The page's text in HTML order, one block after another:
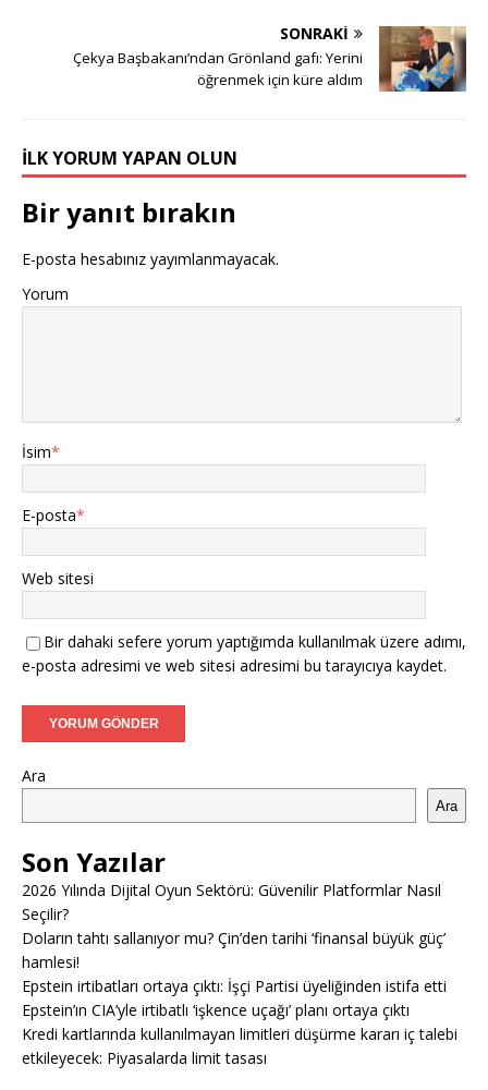
SONRAKI
Çekya Başbakanı’ndan Grönland gafı: Yerini
öğrenmek için küre aldım
İLK YORUM YAPAN OLUN
Bir yanıt bırakın
E-posta hesabınız yayımlanmayacak.
Yorum
İsim*
E-posta*
Web sitesi
Bir dahaki sefere yorum yaptığımda kullanılmak üzere adımı,
e-posta adresimi ve web sitesi adresimi bu tarayıcıya kaydet.
Ara
Ara
Son Yazılar
2026 Yılında Dijital Oyun Sektörü: Güvenilir Platformlar Nasıl
Seçilir?
Doların tahtı sallanıyor mu? Çin’den tarihi ‘finansal büyük güç’
hamlesi!
Epstein irtibatları ortaya çıktı: İşçi Partisi üyeliğinden istifa etti
Epstein’ın CIA’yle irtibatlı ‘işkence uçağı’ planı ortaya çıktı
Kredi kartlarında kullanılmayan limitleri düşürme kararı iç talebi
etkileyecek: Piyasalarda limit tasası